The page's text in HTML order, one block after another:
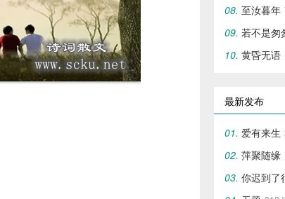
至汝暮年
若不是匆
黄昏无语
最新发布
爱有来生
萍聚随缘
你迟到了